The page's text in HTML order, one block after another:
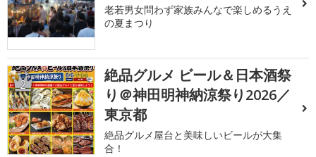
老若男女問わず家族みんなで楽しめるうえ
の夏まつり
2
絶品グルメ ビール＆日本酒祭
り＠神田明神納涼祭り2026／
東京都
絶品グルメ屋台と美味しいビールが大集
合！